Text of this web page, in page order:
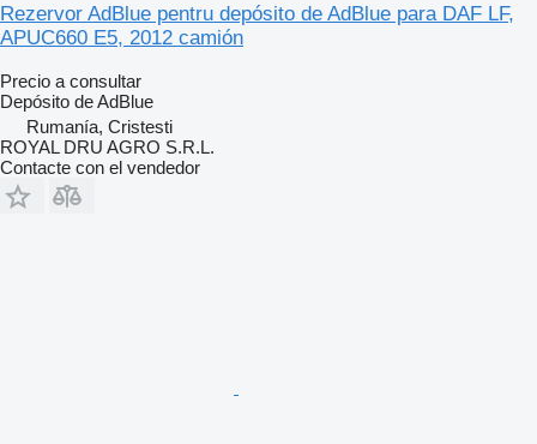
Rezervor AdBlue pentru depósito de AdBlue para DAF LF,
APUC660 E5, 2012 camión
Precio a consultar
Depósito de AdBlue
Rumanía, Cristesti
ROYAL DRU AGRO S.R.L.
Contacte con el vendedor